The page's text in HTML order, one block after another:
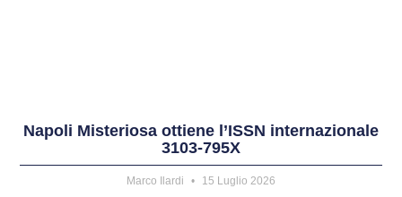
Napoli Misteriosa ottiene l’ISSN internazionale
3103-795X
Marco Ilardi 15 Luglio 2026